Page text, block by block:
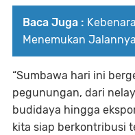
Baca Juga :
Menemukan
“Sumbawa hari ini
pegunungan, dari
budidaya hingga
kita siap berkontribusi